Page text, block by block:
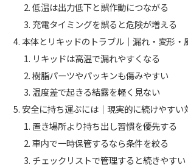
低温は出力低下と誤作動につながる
充電タイミングを誤ると危険が増える
本体とリキッドのトラブル｜漏れ・変形・
リキッドは高温で漏れやすくなる
樹脂パーツやパッキンも傷みやすい
温度差で起きる結露を軽く見ない
安全に持ち運ぶには｜現実的に続けやすい
置き場所より持ち出し習慣を優先する
車内で一時保管するなら条件を絞る
チェックリストで管理すると続きやすい